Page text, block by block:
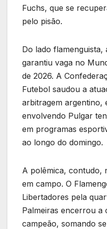
Fuchs, que se
pelo pisão.
Do lado flamenguista,
garantiu vaga no
de 2026. A
Futebol saudou a
arbitragem argentino,
envolvendo Pulgar
em programas
ao longo do domingo.
A polêmica, contudo,
em campo. O
Libertadores pela
Palmeiras encerrou a
campeão, somando